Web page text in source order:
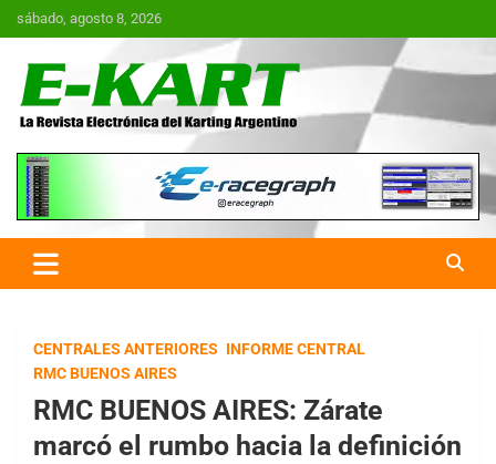
Saltar
al
sábado, agosto 8, 2026
E-Kart.com.ar | La Revista
Electrónica del Karting en
Argentina
CENTRALES ANTERIORES INFORME CENTRAL
RMC BUENOS AIRES
RMC BUENOS AIRES: Zárate
marcó el rumbo hacia la definición